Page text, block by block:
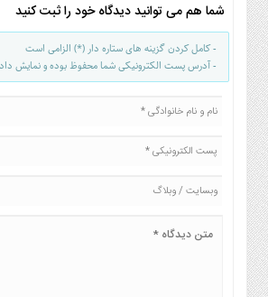
شما هم می توانید دیدگاه خود را ثبت کنید
- کامل کردن گزینه های ستاره دار (*) الزامی است
- آدرس پست الکترونیکی شما محفوظ بوده و نمایش